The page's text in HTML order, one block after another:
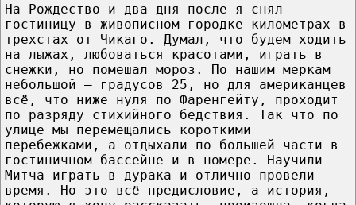
На Рождество и два дня после я снял
гостиницу в живописном городке километрах в
трехстах от Чикаго. Думал, что будем ходить
на лыжах, любоваться красотами, играть в
снежки, но помешал мороз. По нашим меркам
небольшой – градусов 25, но для американцев
всё, что ниже нуля по Фаренгейту, проходит
по разряду стихийного бедствия. Так что по
улице мы перемещались короткими
перебежками, а отдыхали по большей части в
гостиничном бассейне и в номере. Научили
Митча играть в дурака и отлично провели
время. Но это всё предисловие, а история,